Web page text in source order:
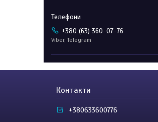
+380 (63) 360-07-76
Viber, Telegram
Контакти
+380633600776